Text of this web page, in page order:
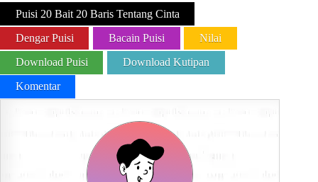
Puisi 20 Bait 20 Baris Tentang Cinta
Dengar Puisi Bacain Puisi Nilai
Download Puisi Download Kutipan
Komentar